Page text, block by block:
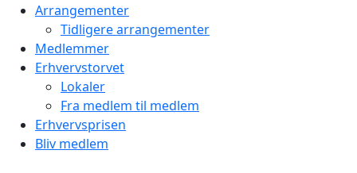
Arrangementer
Tidligere arrangementer
Medlemmer
Erhvervstorvet
Lokaler
Fra medlem til medlem
Erhvervsprisen
Bliv medlem